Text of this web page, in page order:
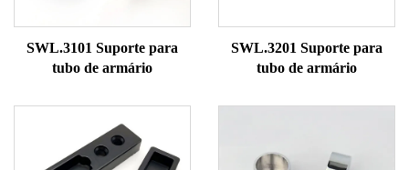
SWL.3101 Suporte para
tubo de armário
SWL.3201 Suporte para
tubo de armário